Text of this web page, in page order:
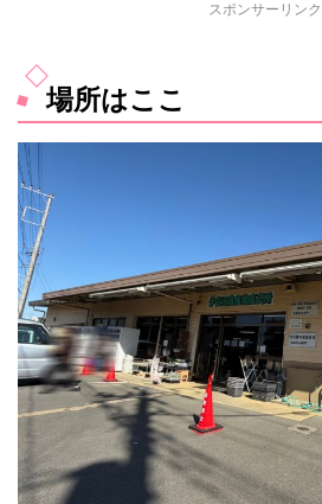
スポンサーリンク
場所はここ